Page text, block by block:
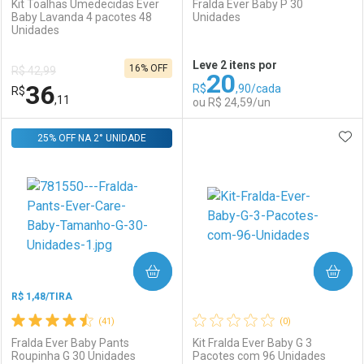
Comprar sem Desconto
Por R$ 18,05/cada
Comprar sem Desconto
Por R$ 18,05/cada
Comprar sem Desconto
Por R$ 29,59/cada
Comprar sem Desconto
Por R$ 29,59/cada
Kit Toalhas Umedecidas Ever
Baby Lavanda 4 pacotes 48
Unidades
R$ 42,99
R$36,11
16% OFF
Laboratório
Por Menos
Fralda Ever Baby P 30
Unidades
Leve 2 itens por
R$20,90/cada
ou R$ 24,59/un
Laboratório
Por Menos
(41)
R$ 1,48/TIRA
Fralda Ever Baby Pants
Roupinha G 30 Unidades
25% OFF NA 2° UNIDADE
COMPRAR
(0)
Kit Fralda Ever Baby G 3
Pacotes com 96 Unidades
COMPRAR